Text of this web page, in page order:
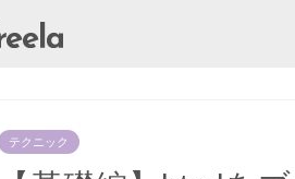
テクニック